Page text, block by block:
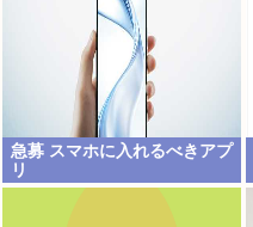
急募 スマホに入れるべきアプ
リ